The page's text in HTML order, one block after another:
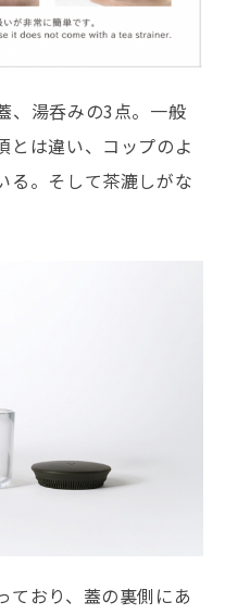
、湯呑みの3点。一般
とは違い、コップのよ
る。そして茶漉しがな
ており、蓋の裏側にあ